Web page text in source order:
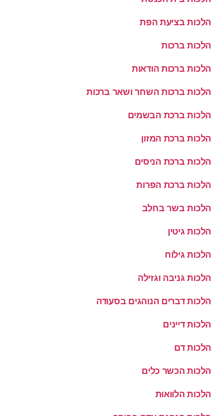
הלכות בציעת הפת
הלכות ברכות
הלכות ברכות הודאות
הלכות ברכות השחר ושאר ברכות
הלכות ברכת הבשמים
הלכות ברכת המזון
הלכות ברכת הניסים
הלכות ברכת הפרות
הלכות בשר בחלב
הלכות גיטין
הלכות גילוח
הלכות גניבה וגזילה
הלכות דברים הנוהגים בסעודה
הלכות דיינים
הלכות דם
הלכות הכשר כלים
הלכות הלוואות